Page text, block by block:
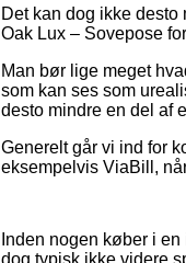
Det kan dog ikke
Oak Lux – Sovepose
Man bør lige meget
som kan ses som
desto mindre en del af
Generelt går vi ind for
eksempelvis ViaBill,
Inden nogen køber i
dog typisk ikke videre